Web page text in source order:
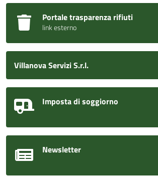
Portale trasparenza rifiuti
link esterno
Villanova Servizi S.r.l.
Imposta di soggiorno
Newsletter